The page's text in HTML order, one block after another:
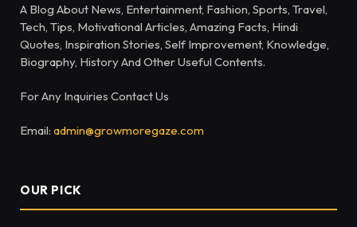
A Blog About News, Entertainment, Fashion, Sports, Travel,
Tech, Tips, Motivational Articles, Amazing Facts, Hindi
Quotes, Inspiration Stories, Self Improvement, Knowledge,
Biography, History And Other Useful Contents.
For Any Inquiries Contact Us
Email: admin@growmoregaze.com
OUR PICK